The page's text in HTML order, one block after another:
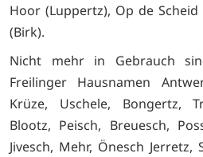
Hoor (Luppertz), Op de
(Birk).
Nicht mehr in Gebrauch
Freilinger Hausnamen
Krüze, Uschele, Bongertz,
Blootz, Peisch, Breuesch,
Jivesch, Mehr, Önesch Jerretz,